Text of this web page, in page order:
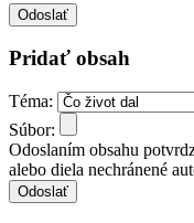
Pridať obsah
Téma:
Súbor:
Odoslaním obsahu
alebo diela nechránené